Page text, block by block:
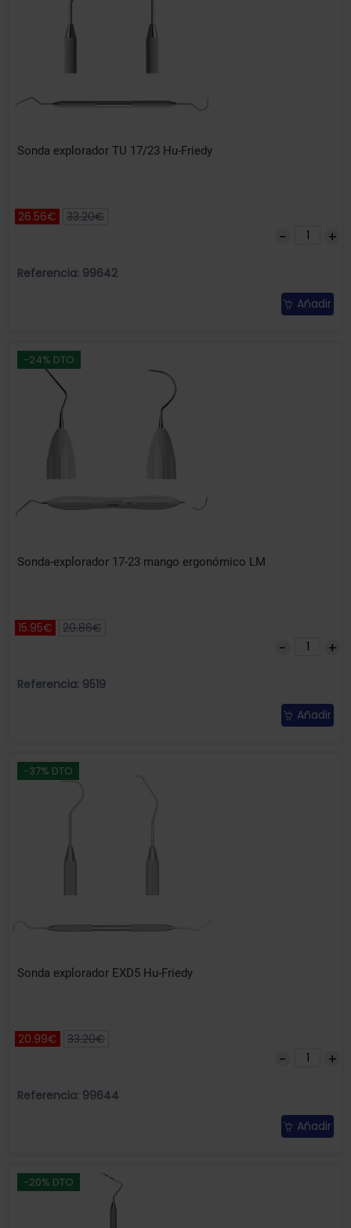
Sonda explorador TU 17/23 Hu-Friedy
26.56€ 33.20€
Referencia: 99642
Añadir
-24% DTO
Sonda-explorador 17-23 mango ergonómico LM
15.95€ 20.86€
Referencia: 9519
Añadir
-37% DTO
Sonda explorador EXD5 Hu-Friedy
20.99€ 33.20€
Referencia: 99644
Añadir
-20% DTO